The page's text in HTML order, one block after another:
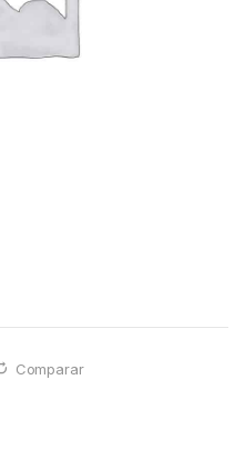
Comparar